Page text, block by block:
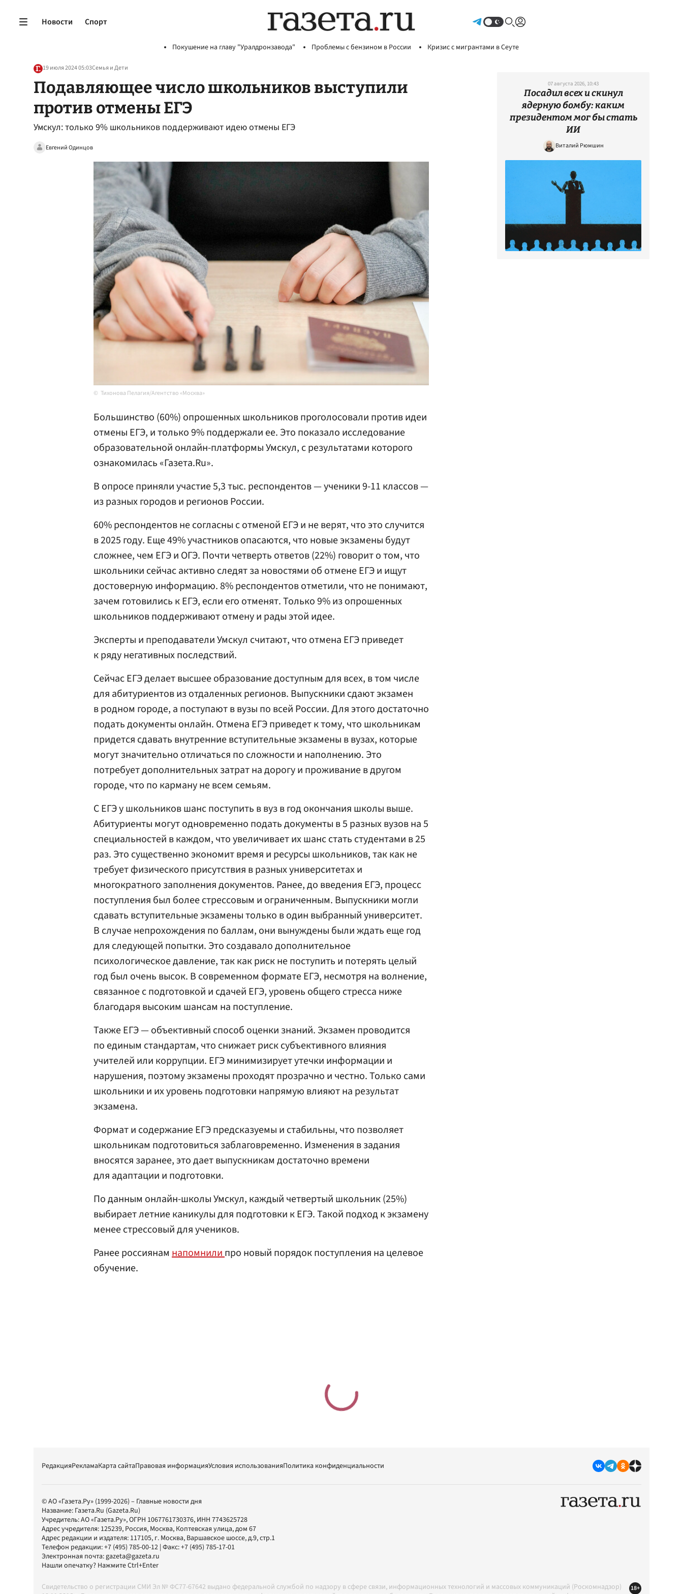
Новости Спорт
Покушение на главу "Уралдронзавода" Проблемы с бензином в России Кризис с мигрантами в Сеуте
19 июля 2024 05:03Семья и Дети
Подавляющее число школьников выступили
против отмены ЕГЭ
Умскул: только 9% школьников поддерживают идею отмены ЕГЭ
Евгений Одинцов
Тихонова Пелагия/Агентство «Москва»
Большинство (60%) опрошенных школьников проголосовали против идеи
отмены ЕГЭ, и только 9% поддержали ее. Это показало исследование
образовательной онлайн-платформы Умскул, с результатами которого
ознакомилась «Газета.Ru».
В опросе приняли участие 5,3 тыс. респондентов — ученики 9-11 классов —
из разных городов и регионов России.
60% респондентов не согласны с отменой ЕГЭ и не верят, что это случится
в 2025 году. Еще 49% участников опасаются, что новые экзамены будут
сложнее, чем ЕГЭ и ОГЭ. Почти четверть ответов (22%) говорит о том, что
школьники сейчас активно следят за новостями об отмене ЕГЭ и ищут
достоверную информацию. 8% респондентов отметили, что не понимают,
зачем готовились к ЕГЭ, если его отменят. Только 9% из опрошенных
школьников поддерживают отмену и рады этой идее.
Эксперты и преподаватели Умскул считают, что отмена ЕГЭ приведет
к ряду негативных последствий.
Сейчас ЕГЭ делает высшее образование доступным для всех, в том числе
для абитуриентов из отдаленных регионов. Выпускники сдают экзамен
в родном городе, а поступают в вузы по всей России. Для этого достаточно
подать документы онлайн. Отмена ЕГЭ приведет к тому, что школьникам
придется сдавать внутренние вступительные экзамены в вузах, которые
могут значительно отличаться по сложности и наполнению. Это
потребует дополнительных затрат на дорогу и проживание в другом
городе, что по карману не всем семьям.
С ЕГЭ у школьников шанс поступить в вуз в год окончания школы выше.
Абитуриенты могут одновременно подать документы в 5 разных вузов на 5
специальностей в каждом, что увеличивает их шанс стать студентами в 25
раз. Это существенно экономит время и ресурсы школьников, так как не
требует физического присутствия в разных университетах и
многократного заполнения документов. Ранее, до введения ЕГЭ, процесс
поступления был более стрессовым и ограниченным. Выпускники могли
сдавать вступительные экзамены только в один выбранный университет.
В случае непрохождения по баллам, они вынуждены были ждать еще год
для следующей попытки. Это создавало дополнительное
психологическое давление, так как риск не поступить и потерять целый
год был очень высок. В современном формате ЕГЭ, несмотря на волнение,
связанное с подготовкой и сдачей ЕГЭ, уровень общего стресса ниже
благодаря высоким шансам на поступление.
Также ЕГЭ — объективный способ оценки знаний. Экзамен проводится
по единым стандартам, что снижает риск субъективного влияния
учителей или коррупции. ЕГЭ минимизирует утечки информации и
нарушения, поэтому экзамены проходят прозрачно и честно. Только сами
школьники и их уровень подготовки напрямую влияют на результат
экзамена.
Формат и содержание ЕГЭ предсказуемы и стабильны, что позволяет
школьникам подготовиться заблаговременно. Изменения в задания
вносятся заранее, это дает выпускникам достаточно времени
для адаптации и подготовки.
По данным онлайн-школы Умскул, каждый четвертый школьник (25%)
выбирает летние каникулы для подготовки к ЕГЭ. Такой подход к экзамену
менее стрессовый для учеников.
Ранее россиянам напомнилипро новый порядок поступления на целевое
обучение.
07 августа 2026, 10:43
Посадил всех и скинул
ядерную бомбу: каким
президентом мог бы стать
ИИ
Виталий Рюмшин
РедакцияРекламаКарта сайтаПравовая информацияУсловия использованияПолитика конфиденциальности
© АО «Газета.Ру» (1999-2026) – Главные новости дня
Название: Газета.Ru (Gazeta.Ru)
Учредитель:АО «Газета.Ру», ОГРН 1067761730376, ИНН 7743625728
Адрес учредителя: 125239, Россия, Москва, Коптевская улица, дом 67
Адрес редакции и издателя: 117105, г. Москва, Варшавское шоссе, д.9, стр.1
Телефон редакции:+7 (495) 785-00-12 | Факс:+7 (495) 785-17-01
Электронная почта:gazeta@gazeta.ru
Нашли опечатку? Нажмите Ctrl+Enter
Свидетельство о регистрации СМИ Эл № ФС77-67642 выдано федеральной службой по надзору в сфере связи, информационных технологий и массовых коммуникаций (Роскомнадзор)
18+